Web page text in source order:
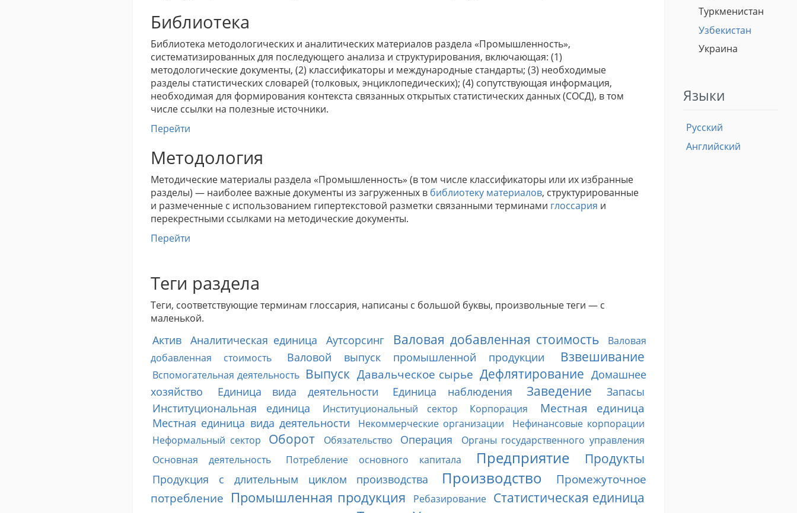
Библиотека
Библиотека методологических и аналитических материалов раздела «Промышленность»,
систематизированных для последующего анализа и структурирования, включающая: (1)
методологические документы, (2) классификаторы и международные стандарты; (3) необходимые
разделы статистических словарей (толковых, энциклопедических); (4) сопутствующая информация,
необходимая для формирования контекста связанных открытых статистических данных (СОСД), в том
числе ссылки на полезные источники.
Перейти
Методология
Методические материалы раздела «Промышленность» (в том числе классификаторы или их избранные
разделы) — наиболее важные документы из загруженных в библиотеку материалов, структурированные
и размеченные с использованием гипертекстовой разметки связанными терминами глоссария и
перекрестными ссылками на методические документы.
Перейти
Теги раздела
Теги, соответствующие терминам глоссария, написаны с большой буквы, произвольные теги — с
маленькой.
Актив Аналитическая единица Аутсорсинг Валовая добавленная стоимость
Валовая
добавленная стоимость
Валовой выпуск промышленной продукции Взвешивание
Вспомогательная деятельность Выпуск Давальческое сырье Дефлятирование Домашнее
хозяйство
Единица вида деятельности Единица наблюдения Заведение
Запасы
Институциональная единица
Институциональный сектор Корпорация Местная единица
Местная единица вида деятельности Некоммерческие организации
Нефинансовые корпорации
Неформальный сектор
Оборот Обязательство Операция
Органы государственного управления
Основная деятельность
Потребление основного капитала Предприятие Продукты
Продукция с длительным циклом производства Производство
Промежуточное
потребление Промышленная продукция Ребазирование Статистическая единица
Туркменистан
Узбекистан
Украина
Языки
Русский
Английский